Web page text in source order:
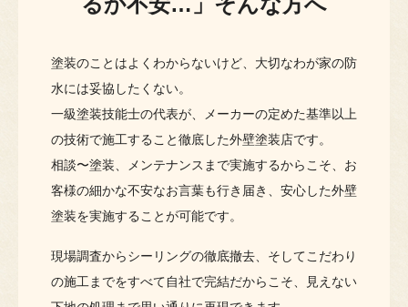
塗装のことはよくわからないけど、大切なわが家の防
水には妥協したくない。
一級塗装技能士の代表が、メーカーの定めた基準以上
の技術で施工すること徹底した外壁塗装店です。
相談〜塗装、メンテナンスまで実施するからこそ、お
客様の細かな不安なお言葉も行き届き、安心した外壁
塗装を実施することが可能です。
現場調査からシーリングの徹底撤去、そしてこだわり
の施工までをすべて自社で完結だからこそ、見えない